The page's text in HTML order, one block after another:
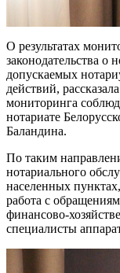
О результатах
законодательства о
допускаемых
действий,
мониторинга
нотариате
Баландина.
По таким
нотариального
населенных
работа с
финансово-
специалисты